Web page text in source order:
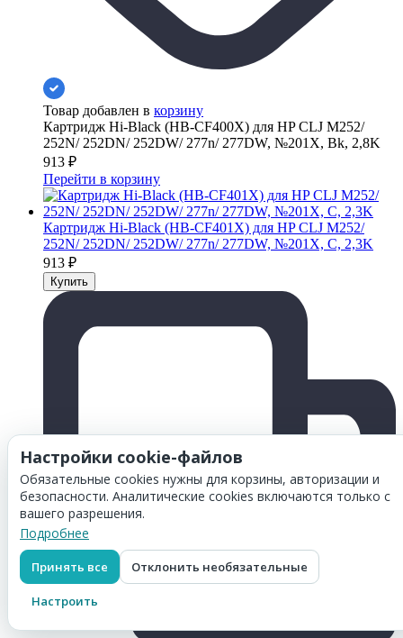
Товар добавлен в корзину
Картридж Hi-Black (HB-CF400X) для HP CLJ M252/
252N/ 252DN/ 252DW/ 277n/ 277DW, №201X, Bk, 2,8K
913 ₽
Перейти в корзину
Картридж Hi-Black (HB-CF401X) для HP CLJ M252/
252N/ 252DN/ 252DW/ 277n/ 277DW, №201X, C, 2,3K
913 ₽
Настройки cookie-файлов
Обязательные cookies нужны для корзины, авторизации и
безопасности. Аналитические cookies включаются только с
вашего разрешения.
Подробнее
Принять все Отклонить необязательные
Настроить